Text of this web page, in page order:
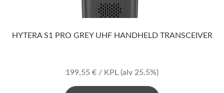
HYTERA S1 PRO GREY UHF HANDHELD TRANSCEIVER
199,55 € / KPL (alv 25.5%)